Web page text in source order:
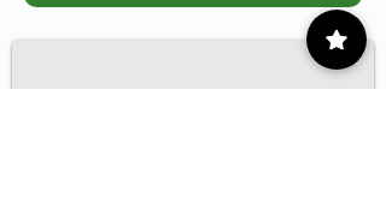
El IMP y la Universidad Autónoma de